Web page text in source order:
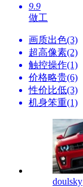
9.9
做工
画质出色(3)
超高像素(2)
触控操作(1)
价格略贵(6)
性价比低(3)
机身笨重(1)
doulsky